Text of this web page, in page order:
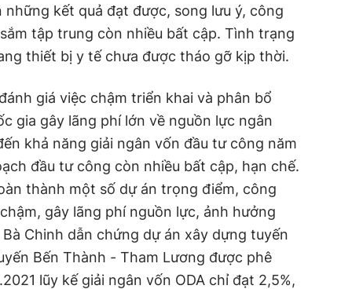
những kết quả đạt được, song lưu ý, công
tập trung còn nhiều bất cập. Tình trạng
thiết bị y tế chưa được tháo gỡ kịp thời.
giá việc chậm triển khai và phân bổ
gia gây lãng phí lớn về nguồn lực ngân
khả năng giải ngân vốn đầu tư công năm
đầu tư công còn nhiều bất cập, hạn chế.
thành một số dự án trọng điểm, công
gây lãng phí nguồn lực, ảnh hưởng
Chinh dẫn chứng dự án xây dựng tuyến
Bến Thành - Tham Lương được phê
lũy kế giải ngân vốn ODA chỉ đạt 2,5%,